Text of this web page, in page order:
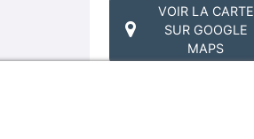
VOIR LA CARTE
SUR GOOGLE
MAPS